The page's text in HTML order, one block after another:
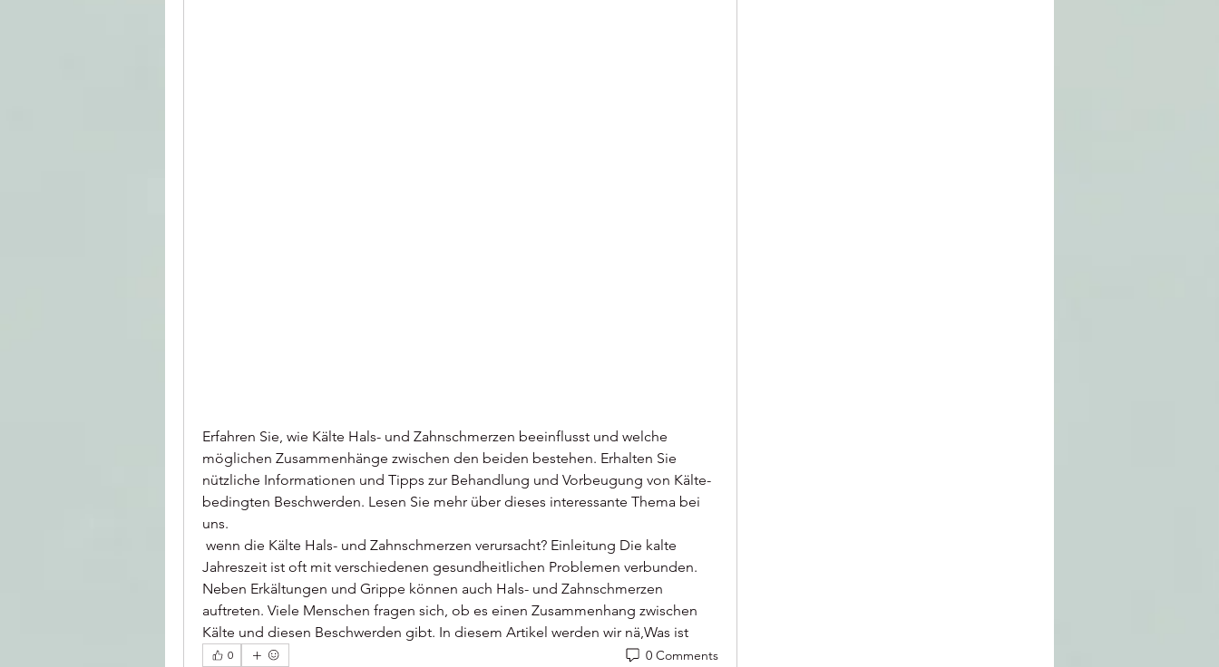
Erfahren Sie, wie Kälte Hals- und Zahnschmerzen beeinflusst und welche
möglichen Zusammenhänge zwischen den beiden bestehen. Erhalten Sie
nützliche Informationen und Tipps zur Behandlung und Vorbeugung von Kälte-
bedingten Beschwerden. Lesen Sie mehr über dieses interessante Thema bei
uns.
Jahreszeit ist oft mit verschiedenen gesundheitlichen Problemen verbunden.
Neben Erkältungen und Grippe können auch Hals- und Zahnschmerzen
auftreten. Viele Menschen fragen sich, ob es einen Zusammenhang zwischen
Kälte und diesen Beschwerden gibt. In diesem Artikel werden wir nä,Was ist
0 0 Comments